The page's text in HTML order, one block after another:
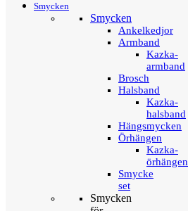
Smycken
Smycken
Ankelkedjor
Armband
Kazka-
armband
Brosch
Halsband
Kazka-
halsband
Hängsmycken
Örhängen
Kazka-
örhängen
Smycke
set
Smycken